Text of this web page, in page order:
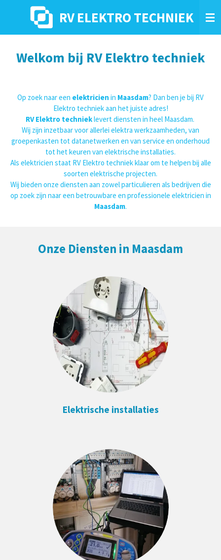
hoofdinhoud
RV ELEKTRO TECHNIEK
Welkom bij RV Elektro techniek
Op zoek naar een elektricien in Maasdam? Dan ben je bij RV
Elektro techniek aan het juiste adres!
RV Elektro technieklevert diensten in heel Maasdam.
Wij zijn inzetbaar voor allerlei elektra werkzaamheden, van
groepenkasten tot datanetwerken en van service en onderhoud
tot het keuren van elektrische installaties.
Als elektricien staat RV Elektro techniek klaar om te helpen bij alle
soorten elektrische projecten.
Wij bieden onze diensten aan zowel particulieren als bedrijven die
op zoek zijn naar een betrouwbare en professionele elektricien in
Maasdam.
Onze Diensten in Maasdam
Elektrische installaties